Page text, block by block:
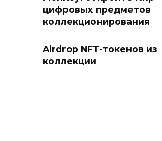
цифровых предметов
коллекционирования
Airdrop NFT-токенов из
коллекции